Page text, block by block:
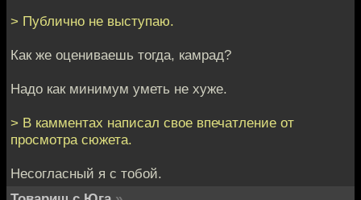
> Публично не выступаю.
Как же оцениваешь тогда, камрад?
Надо как минимум уметь не хуже.
> В камментах написал свое впечатление от
просмотра сюжета.
Несогласный я с тобой.